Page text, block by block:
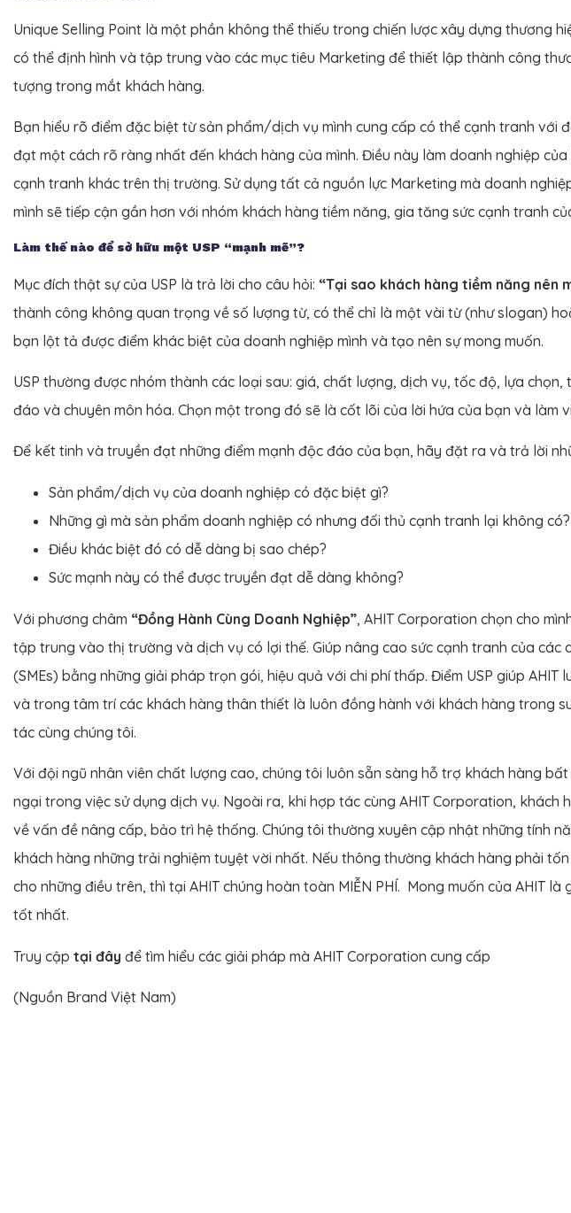
Unique Selling Point là một phần không thể thiếu trong chiến lược xây dựng thương
có thể định hình và tập trung vào các mục tiêu Marketing để thiết lập thành công
tượng trong mắt khách hàng.
Bạn hiểu rõ điểm đặc biệt từ sản phẩm/dịch vụ mình cung cấp có thể cạnh tranh với
đạt một cách rõ ràng nhất đến khách hàng của mình. Điều này làm doanh nghiệp
cạnh tranh khác trên thị trường. Sử dụng tất cả nguồn lực Marketing mà doanh
mình sẽ tiếp cận gần hơn với nhóm khách hàng tiềm năng, gia tăng sức cạnh tranh
Làm thế nào để sở hữu một USP “mạnh mẽ”?
Mục đích thật sự của USP là trả lời cho câu hỏi: “Tại sao khách hàng tiềm năng nên
thành công không quan trọng về số lượng từ, có thể chỉ là một vài từ (như slogan)
bạn lột tả được điểm khác biệt của doanh nghiệp mình và tạo nên sự mong muốn.
USP thường được nhóm thành các loại sau: giá, chất lượng, dịch vụ, tốc độ, lựa
đáo và chuyên môn hóa. Chọn một trong đó sẽ là cốt lõi của lời hứa của bạn và làm
Để kết tinh và truyền đạt những điểm mạnh độc đáo của bạn, hãy đặt ra và trả lời
Sản phẩm/dịch vụ của doanh nghiệp có đặc biệt gì?
Những gì mà sản phẩm doanh nghiệp có nhưng đối thủ cạnh tranh lại không có?
Điều khác biệt đó có dễ dàng bị sao chép?
Sức mạnh này có thể được truyền đạt dễ dàng không?
Với phương châm “Đồng Hành Cùng Doanh Nghiệp”, AHIT Corporation chọn cho
tập trung vào thị trường và dịch vụ có lợi thế. Giúp nâng cao sức cạnh tranh của các
(SMEs) bằng những giải pháp trọn gói, hiệu quả với chi phí thấp. Điểm USP giúp
và trong tâm trí các khách hàng thân thiết là luôn đồng hành với khách hàng trong
tác cùng chúng tôi.
Với đội ngũ nhân viên chất lượng cao, chúng tôi luôn sẵn sàng hỗ trợ khách hàng
ngại trong việc sử dụng dịch vụ. Ngoài ra, khi hợp tác cùng AHIT Corporation, khách
về vấn đề nâng cấp, bảo trì hệ thống. Chúng tôi thường xuyên cập nhật những tính
khách hàng những trải nghiệm tuyệt vời nhất. Nếu thông thường khách hàng phải
cho những điều trên, thì tại AHIT chúng hoàn toàn MIỄN PHÍ. Mong muốn của AHIT
tốt nhất.
Truy cập tại đây để tìm hiểu các giải pháp mà AHIT Corporation cung cấp
(Nguồn Brand Việt Nam)